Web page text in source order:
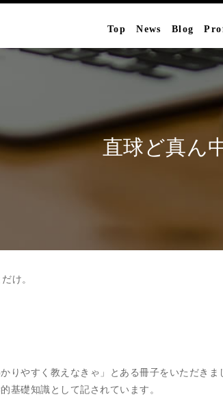
Top News Blog
直球ど真ん
け。
りやすく教えなきゃ」とある冊子をいただきま
基礎知識として記されています。